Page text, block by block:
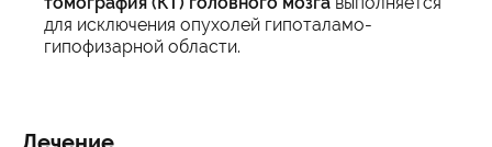
для исключения опухолей гипоталамо-
гипофизарной области.